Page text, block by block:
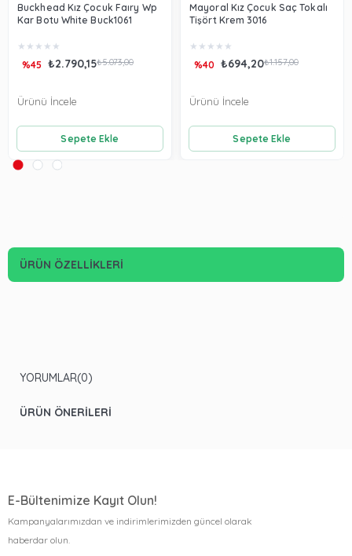
Buckhead Kız Çocuk Faıry Wp
Kar Botu White Buck1061
★ ★ ★ ★ ★
₺2.790,15₺5.073,00
%45
Sepete Ekle
Ürünü İncele
Mayoral Kız Çocuk Saç Tokalı
Tişört Krem 3016
★ ★ ★ ★ ★
₺694,20₺1.157,00
%40
Sepete Ekle
Ürünü İncele
ÜRÜN ÖZELLIKLERI
YORUMLAR(0)
ÜRÜN ÖNERILERI
E-Bültenimize Kayıt Olun!
Kampanyalarımızdan ve indirimlerimizden güncel olarak
haberdar olun.